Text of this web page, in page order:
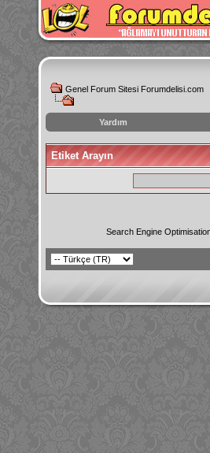
Genel Forum Sitesi Forumdelisi.com
Yardım
instagram
izlenme
Etiket Arayın
Search Engine